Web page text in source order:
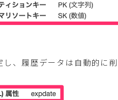
、履歴データは自動的に